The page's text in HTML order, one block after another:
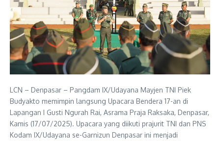
LCN – Denpasar – Pangdam IX/Udayana Mayjen TNI Piek
Budyakto memimpin langsung Upacara Bendera 17-an di
Lapangan I Gusti Ngurah Rai, Asrama Praja Raksaka, Denpasar,
Kamis (17/07/2025). Upacara yang diikuti prajurit TNI dan PNS
Kodam IX/Udayana se-Garnizun Denpasar ini menjadi